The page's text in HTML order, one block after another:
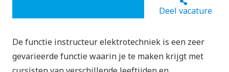
Deel vacature
De functie instructeur elektrotechniek is een zeer
gevarieerde functie waarin je te maken krijgt met